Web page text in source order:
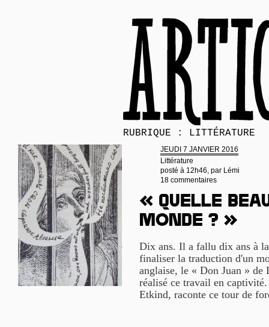
RUBRIQUE : LITTÉRATURE
JEUDI 7 JANVIER 2016
Littérature
posté à 12h46, par Lémi
18 commentaires
« Quelle
monde ? »
Dix ans. Il a fallu dix ans à
finaliser la traduction d'un
anglaise, le « Don Juan »
réalisé ce travail en
Etkind, raconte ce tour de